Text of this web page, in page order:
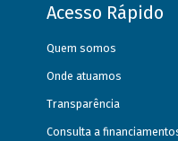
Acesso Rápido
Quem somos
Onde atuamos
Transparência
Consulta a